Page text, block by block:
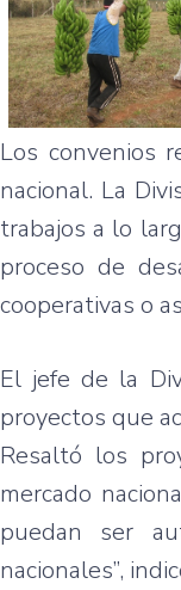
Los convenios
nacional. La
trabajos a lo
proceso de
cooperativas o
El jefe de la
proyectos que
Resaltó los
mercado
puedan
ser
nacionales”,